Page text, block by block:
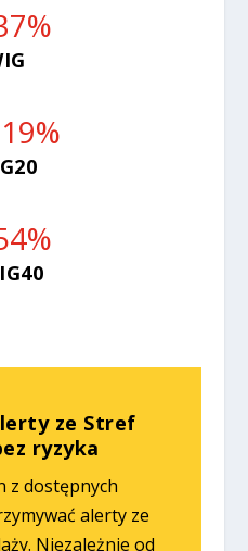
%
%
%
ze Stref
ryzyka
z dostępnych
alerty ze
Niezależnie od